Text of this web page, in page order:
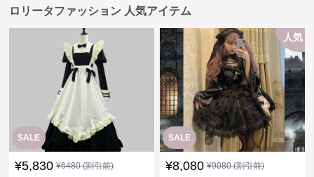
ロリータファッション 人気アイテム
SALE
¥5,830 ¥6480(割引前)
SALE
人気
¥8,080 ¥9080(割引前)